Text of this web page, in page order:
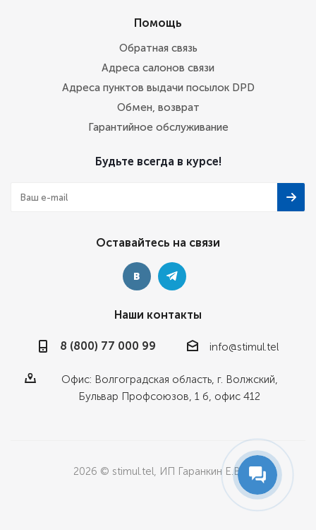
Помощь
Обратная связь
Адреса салонов связи
Адреса пунктов выдачи посылок DPD
Обмен, возврат
Гарантийное обслуживание
Будьте всегда в курсе!
Оставайтесь на связи
Наши контакты
8 (800) 77 000 99 info@stimul.tel
Офис: Волгоградская область, г. Волжский,
Бульвар Профсоюзов, 1 б, офис 412
2026 © stimul.tel, ИП Гаранкин Е.В.